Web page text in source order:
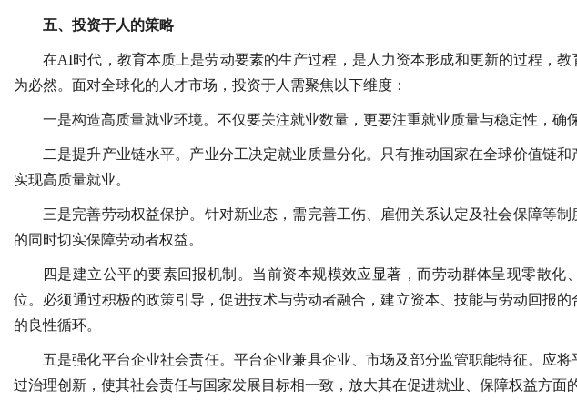
五、投资于人的策略
在AI时代，教育本质上是劳动要素的生产过程，是人力资本形成和更新的过程，
为必然。面对全球化的人才市场，投资于人需聚焦以下维度：
一是构造高质量就业环境。不仅要关注就业数量，更要注重就业质量与稳定性，确
二是提升产业链水平。产业分工决定就业质量分化。只有推动国家在全球价值链
实现高质量就业。
三是完善劳动权益保护。针对新业态，需完善工伤、雇佣关系认定及社会保障等
的同时切实保障劳动者权益。
四是建立公平的要素回报机制。当前资本规模效应显著，而劳动群体呈现零散化
位。必须通过积极的政策引导，促进技术与劳动者融合，建立资本、技能与劳动回报
的良性循环。
五是强化平台企业社会责任。平台企业兼具企业、市场及部分监管职能特征。应
过治理创新，使其社会责任与国家发展目标相一致，放大其在促进就业、保障权益方面